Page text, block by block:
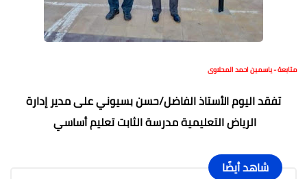
متابعة - ياسمين احمد المحلاوى
تفقد اليوم الأستاذ الفاضل/حسن بسيوني على مدير إدارة
الرياض التعليمية مدرسة الثابت تعليم أساسي
شاهد أيضًا